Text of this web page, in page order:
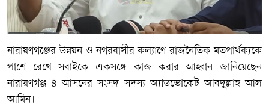
নারায়ণগঞ্জের উন্নয়ন ও নগরবাসীর কল্যাণে রাজনৈতিক মতপার্থক্যকে
পাশে রেখে সবাইকে একসঙ্গে কাজ করার আহ্বান জানিয়েছেন
নারায়ণগঞ্জ-৪ আসনের সংসদ সদস্য অ্যাডভোকেট আবদুল্লাহ আল
আমিন।